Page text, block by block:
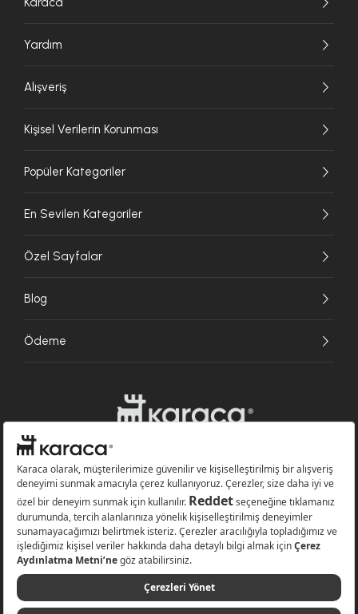
Yardım
Alışveriş
Kişisel Verilerin Korunması
Popüler Kategoriler
En Sevilen Kategoriler
Özel Sayfalar
Blog
Ödeme
Websitesinde kullanılan bazı görseller yapay zekâ (AI) ile üretilmiştir.
Karaca.com © 2026 - Karaca Züccaciye A.Ş. Tüm hakları saklıdır.